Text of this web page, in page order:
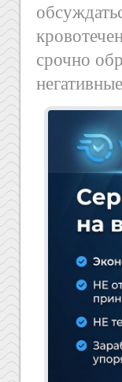
срочно